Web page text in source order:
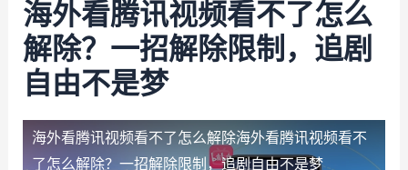
海外看腾讯视频看不了怎么
解除？一招解除限制，追剧
自由不是梦
海外看腾讯视频看不了怎么解除海外看腾讯视频看不
了怎么解除？一招解除限制，追剧自由不是梦